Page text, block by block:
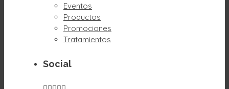
Eventos
Productos
Promociones
Tratamientos
Social